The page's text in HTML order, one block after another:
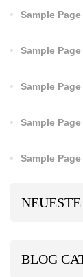
Sample Page
Sample Page
Sample Page
Sample Page
Sample Page
BLOG